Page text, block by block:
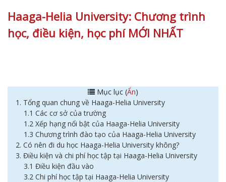
Haaga-Helia University: Chương trình
học, điều kiện, học phí MỚI NHẤT
Mục lục (Ẩn)
1. Tổng quan chung về Haaga-Helia University
1.1 Các cơ sở của trường
1.2 Xếp hạng nổi bật của Haaga-Helia University
1.3 Chương trình đào tạo của Haaga-Helia University
2. Có nên đi du học Haaga-Helia University không?
3. Điều kiện và chi phí học tập tại Haaga-Helia University
3.1 Điều kiện đầu vào
3.2 Chi phí học tập tại Haaga-Helia University